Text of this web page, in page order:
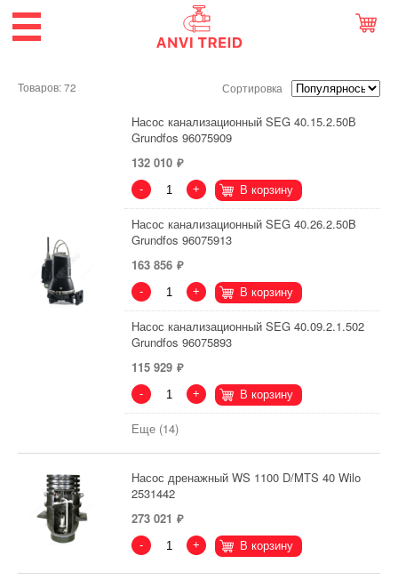
Товаров: 72 Сортировка
Насос канализационный SEG 40.15.2.50В
Grundfos 96075909
132 010
- + В корзину
Насос канализационный SEG 40.26.2.50B
Grundfos 96075913
163 856
- + В корзину
Насос канализационный SEG 40.09.2.1.502
Grundfos 96075893
115 929
- + В корзину
Еще (14)
Насос дренажный WS 1100 D/MTS 40 Wilo
2531442
273 021
- + В корзину